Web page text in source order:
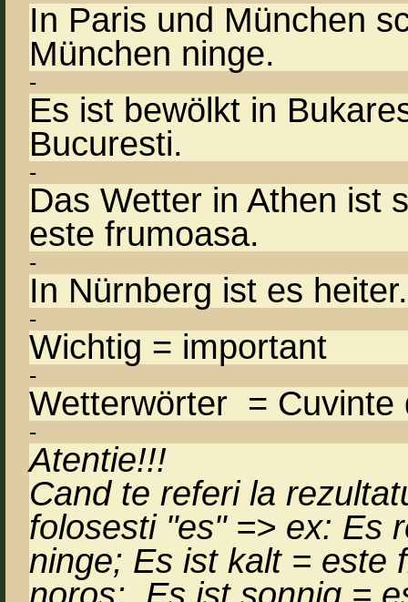
In Paris und München
München ninge.
-
Es ist bewölkt in
Bucuresti.
-
Das Wetter in Athen ist
este frumoasa.
-
In Nürnberg ist es
-
Wichtig = important
-
Wetterwörter =
-
Atentie!!!
Cand te referi la
folosesti "es" => ex: Es
ninge; Es ist kalt =